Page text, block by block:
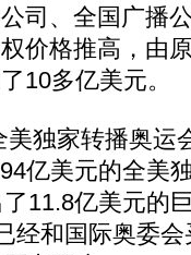
司、全国广播
价格推高，由
10多亿美元。
独家转播奥运
亿美元的全美
11.8亿美元的
经和国际奥委